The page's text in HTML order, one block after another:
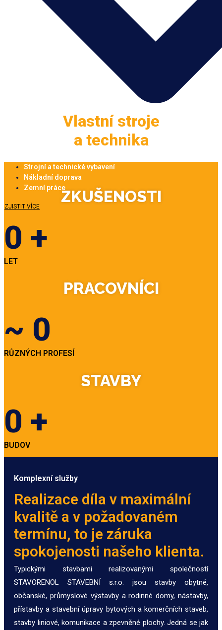
Vlastní stroje
a technika
Strojní a technické vybavení
Nákladní doprava
Zemní práce
ZJISTIT VÍCE
ZKUŠENOSTI
0 +
LET
PRACOVNÍCI
~ 0
RŮZNÝCH PROFESÍ
STAVBY
0 +
BUDOV
Komplexní služby
Realizace díla v maximální
kvalitě a v požadovaném
termínu, to je záruka
spokojenosti našeho klienta.
Typickými stavbami realizovanými společností
STAVORENOL STAVEBNÍ s.r.o. jsou stavby obytné,
občanské, průmyslové výstavby a rodinné domy, nástavby,
přístavby a stavební úpravy bytových a komerčních staveb,
stavby liniové, komunikace a zpevněné plochy. Jedná se jak